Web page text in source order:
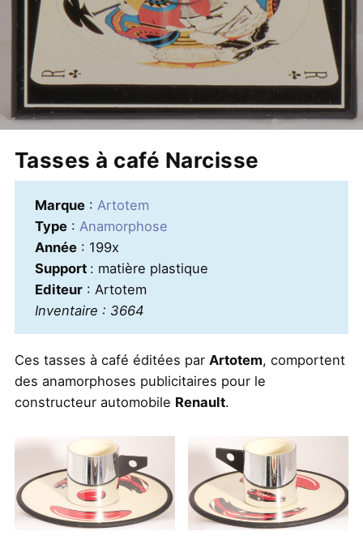
Tasses à café Narcisse
Marque: Artotem
Type: Anamorphose
Année: 199x
Support : matière plastique
Editeur: Artotem
Inventaire : 3664
Ces tasses à café éditées par Artotem, comportent
des anamorphoses publicitaires pour le
constructeur automobile Renault.